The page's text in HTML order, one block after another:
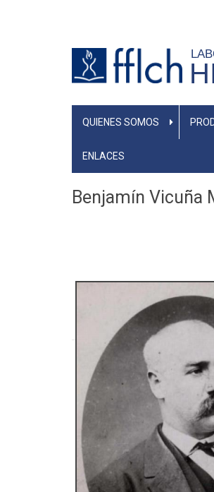
NAVEGAÇÃO
QUIENES SOMOS
ENLACES
Benjamín Vicuña